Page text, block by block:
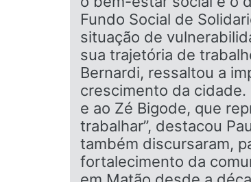
Fundo Social de
situação de
sua trajetória de
Bernardi, ressaltou a
crescimento da cidade.
e ao Zé Bigode, que
trabalhar”, destacou
também discursaram,
fortalecimento da